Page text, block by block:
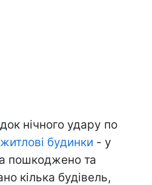
нічного удару по
будинки - у
пошкоджено та
кілька будівель,